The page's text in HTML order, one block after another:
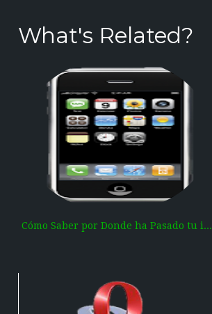
What's Related?
Cómo Saber por Donde ha Pasado tu i...